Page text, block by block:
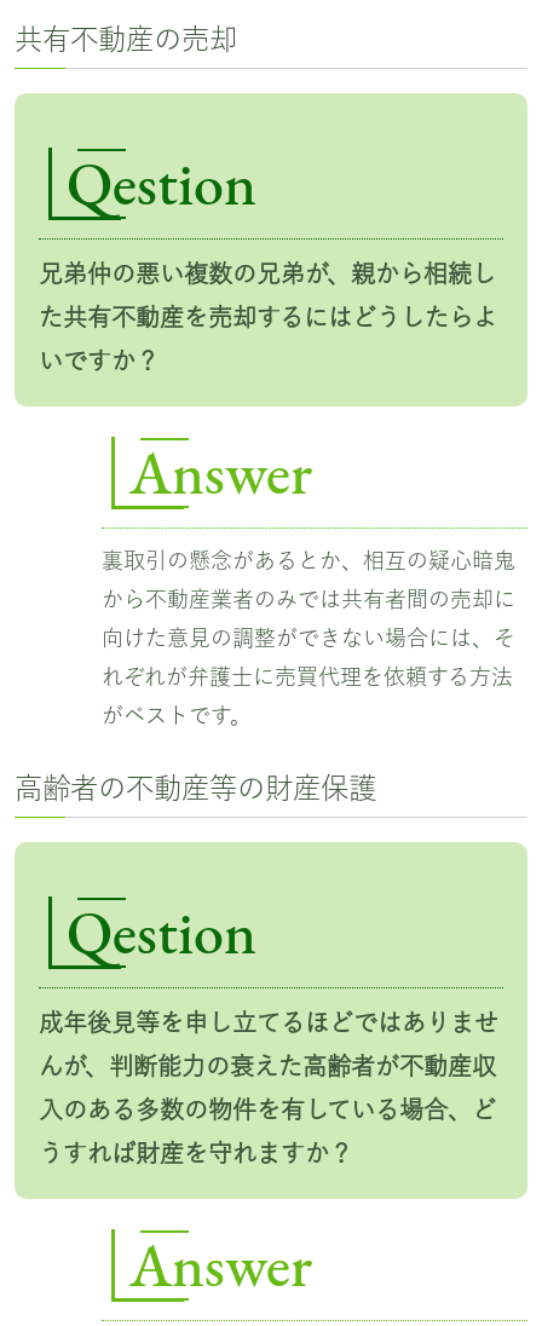
共有不動産の売却
Qestion
兄弟仲の悪い複数の兄弟が、親から相続し
た共有不動産を売却するにはどうしたらよ
いですか？
Answer
裏取引の懸念があるとか、相互の疑心暗鬼
から不動産業者のみでは共有者間の売却に
向けた意見の調整ができない場合には、そ
れぞれが弁護士に売買代理を依頼する方法
がベストです。
高齢者の不動産等の財産保護
Qestion
成年後見等を申し立てるほどではありませ
んが、判断能力の衰えた高齢者が不動産収
入のある多数の物件を有している場合、ど
うすれば財産を守れますか？
Answer